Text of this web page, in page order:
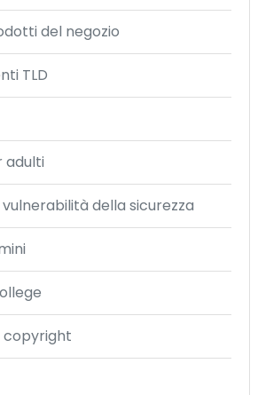
del negozio
TLD
adulti
della sicurezza
copyright